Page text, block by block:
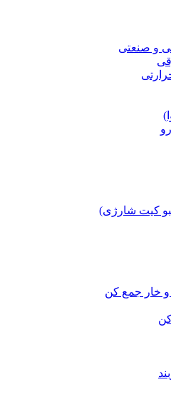
و صنعتی
کیت شارژی)
و خار جمع کن